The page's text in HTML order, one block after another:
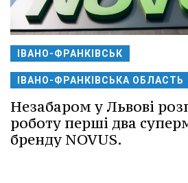
ІВАНО-ФРАНКІВСЬК
ІВАНО-ФРАНКІВСЬКА ОБЛАСТЬ
Незабаром у Львові
роботу перші два
бренду NOVUS.